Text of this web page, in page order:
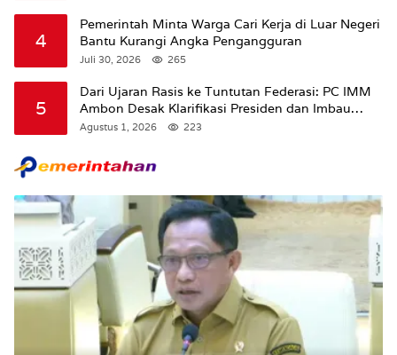
4
Pemerintah Minta Warga Cari Kerja di Luar Negeri
Bantu Kurangi Angka Pengangguran
Juli 30, 2026 265
5
Dari Ujaran Rasis ke Tuntutan Federasi: PC IMM
Ambon Desak Klarifikasi Presiden dan Imbau
Tunda Pengibaran Bendera Merah Putih Di
Agustus 1, 2026 223